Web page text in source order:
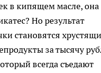
в кипящем масле, она
Но результат
становятся
за тысячу
всегда съедают